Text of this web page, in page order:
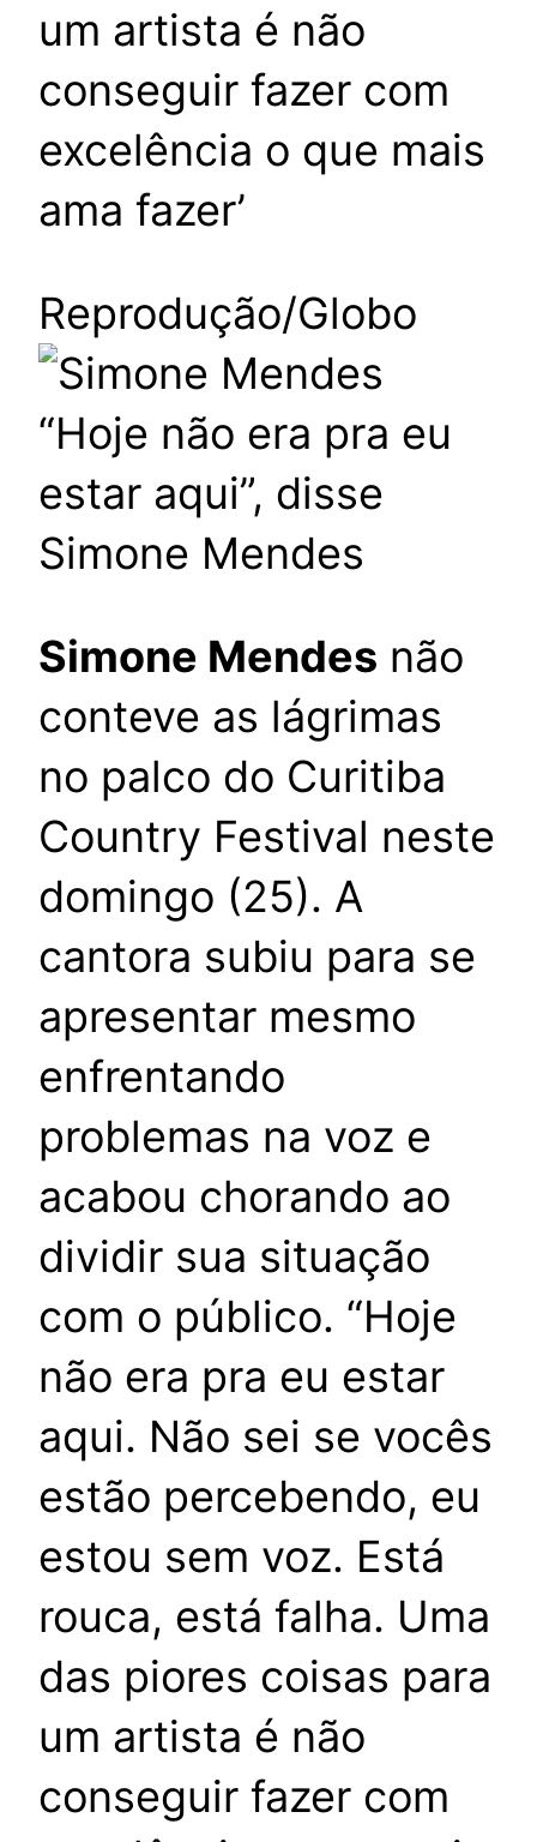
um artista é não
conseguir fazer com
excelência o que mais
ama fazer’
Reprodução/Globo
“Hoje não era pra eu
estar aqui”, disse
Simone Mendes
Simone Mendes não
conteve as lágrimas
no palco do Curitiba
Country Festival neste
domingo (25). A
cantora subiu para se
apresentar mesmo
enfrentando
problemas na voz e
acabou chorando ao
dividir sua situação
com o público. “Hoje
não era pra eu estar
aqui. Não sei se vocês
estão percebendo, eu
estou sem voz. Está
rouca, está falha. Uma
das piores coisas para
um artista é não
conseguir fazer com